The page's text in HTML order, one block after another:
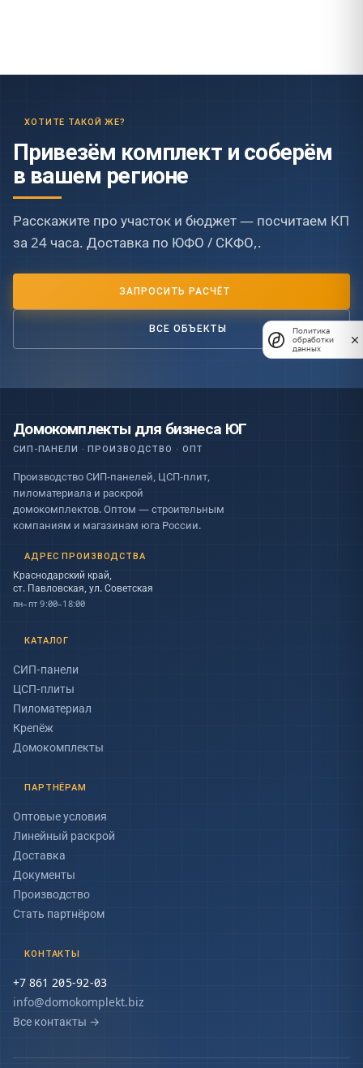
ХОТИТЕ ТАКОЙ ЖЕ?
Привезём комплект и соберём
в вашем регионе
Расскажите про участок и бюджет — посчитаем КП
за 24 часа. Доставка по ЮФО / СКФО,.
ЗАПРОСИТЬ РАСЧЁТ
ВСЕ ОБЪЕКТЫ
Домокомплекты для бизнеса ЮГ
СИП-ПАНЕЛИ · ПРОИЗВОДСТВО · ОПТ
Производство СИП-панелей, ЦСП-плит,
пиломатериала и раскрой
домокомплектов. Оптом — строительным
компаниям и магазинам юга России.
АДРЕС ПРОИЗВОДСТВА
Краснодарский край,
ст. Павловская, ул. Советская
пн–пт 9:00–18:00
КАТАЛОГ
СИП-панели
ЦСП-плиты
Пиломатериал
Крепёж
Домокомплекты
ПАРТНЁРАМ
Оптовые условия
Линейный раскрой
Доставка
Документы
Производство
Стать партнёром
КОНТАКТЫ
+7 861 205-92-03
info@domokomplekt.biz
Все контакты →
Политика
обработки
данных